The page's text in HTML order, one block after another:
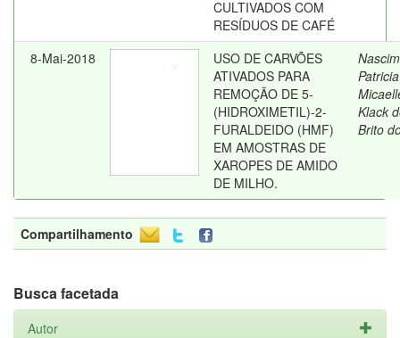
CULTIVADOS COM
RESÍDUOS DE CAFÉ
8-Mai-2018
USO DE CARVÕES
ATIVADOS PARA
REMOÇÃO DE 5-
(HIDROXIMETIL)-2-
FURALDEIDO (HMF)
EM AMOSTRAS DE
XAROPES DE AMIDO
DE MILHO.
Patricia
Klack
Brito
Compartilhamento
Busca facetada
Autor